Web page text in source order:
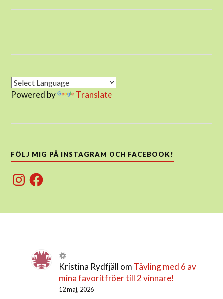
Powered by Translate
FÖLJ MIG PÅ INSTAGRAM OCH FACEBOOK!
InstagramFacebook
Kristina Rydfjäll om Tävling med 6 av
mina favoritfröer till 2 vinnare!
12 maj, 2026